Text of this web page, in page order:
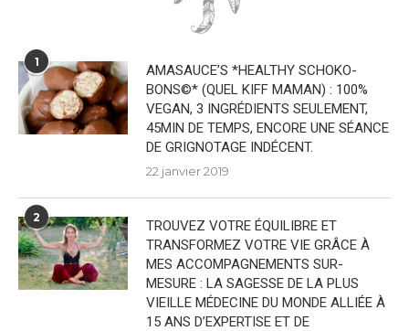
1
AMASAUCE’S *HEALTHY SCHOKO-
BONS©* (QUEL KIFF MAMAN) : 100%
VEGAN, 3 INGRÉDIENTS SEULEMENT,
45MIN DE TEMPS, ENCORE UNE SÉANCE
DE GRIGNOTAGE INDÉCENT.
22 janvier 2019
2
TROUVEZ VOTRE ÉQUILIBRE ET
TRANSFORMEZ VOTRE VIE GRÂCE À
MES ACCOMPAGNEMENTS SUR-
MESURE : LA SAGESSE DE LA PLUS
VIEILLE MÉDECINE DU MONDE ALLIÉE À
15 ANS D’EXPERTISE ET DE